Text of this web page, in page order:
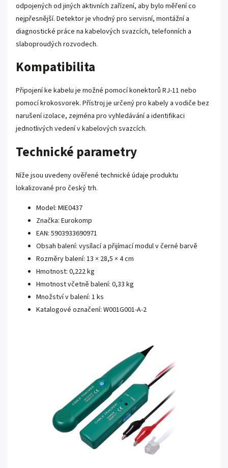
odpojených od jiných aktivních zařízení, aby bylo měření co
nejpřesnější. Detektor je vhodný pro servisní, montážní a
diagnostické práce na kabelových svazcích, telefonních a
slaboproudých rozvodech.
Kompatibilita
Připojení ke kabelu je možné pomocí konektorů RJ-11 nebo
pomocí krokosvorek. Přístroj je určený pro kabely a vodiče bez
narušení izolace, zejména pro vyhledávání a identifikaci
jednotlivých vedení v kabelových svazcích.
Technické parametry
Níže jsou uvedeny ověřené technické údaje produktu
lokalizované pro český trh.
Model: MIE0437
Značka: Eurokomp
EAN: 5903933690971
Obsah balení: vysílací a přijímací modul v černé barvě
Rozměry balení: 13 × 28,5 × 4 cm
Hmotnost: 0,222 kg
Hmotnost včetně balení: 0,33 kg
Množství v balení: 1 ks
Katalogové označení: W001G001-A-2